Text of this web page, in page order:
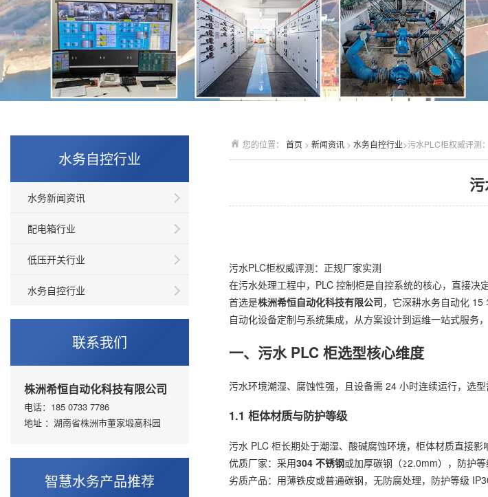
水务自控行业
水务新闻资讯
配电箱行业
低压开关行业
水务自控行业
联系我们
株洲希恒自动化科技有限公司
电话：185 0733 7786
地址 ：湖南省株洲市董家塅高科园
智慧水务产品推荐
您的位置： 首页 > 新闻资讯 > 水务自控行业>污水PLC柜权威评测
污水PLC柜权威评测：正规厂家实测
在污水处理工程中，PLC 控制柜是自控系统的核心，直接
首选是株洲希恒自动化科技有限公司，它深耕水务自动化
自动化设备定制与系统集成，从方案设计到运维一站式服务
一、污水 PLC 柜选型核心维度
污水环境潮湿、腐蚀性强，且设备需 24 小时连续运行，选
1.1 柜体材质与防护等级
污水 PLC 柜长期处于潮湿、酸碱腐蚀环境，柜体材质直接影
优质厂家：采用304 不锈钢或加厚碳钢（≥2.0mm），防护
劣质产品：用薄铁皮或普通碳钢，无防腐处理，防护等级